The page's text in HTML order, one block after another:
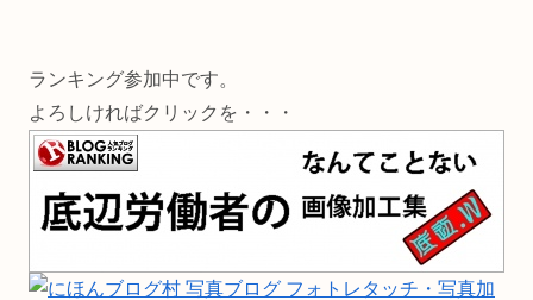
ランキング参加中です。
よろしければクリックを・・・